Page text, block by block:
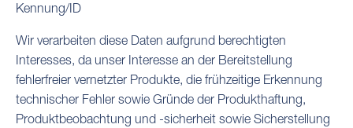
Kennung/ID
Wir verarbeiten diese Daten aufgrund berechtigten
Interesses, da unser Interesse an der Bereitstellung
fehlerfreier vernetzter Produkte, die frühzeitige Erkennung
technischer Fehler sowie Gründe der Produkthaftung,
Produktbeobachtung und -sicherheit sowie Sicherstellung